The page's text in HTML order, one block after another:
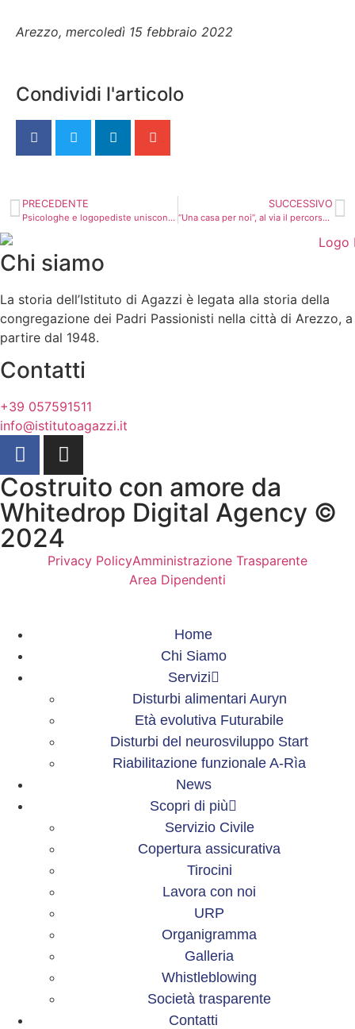
Arezzo, mercoledì 15 febbraio 2022
Condividi l'articolo
PRECEDENTE
Psicologhe e logopediste uniscono le competenze ne “La penna magica”
SUCCESSIVO
“Una casa per noi”, al via il percorso di vita autonoma per adulti con disabilità
Chi siamo
La storia dell’Istituto di Agazzi è legata alla storia della
congregazione dei Padri Passionisti nella città di Arezzo, a
partire dal 1948.
Contatti
+39 057591511
info@istitutoagazzi.it
Costruito con amore da
Whitedrop Digital Agency ©
2024
Privacy PolicyAmministrazione Trasparente
Area Dipendenti
Home
Chi Siamo
Servizi
Disturbi alimentari Auryn
Età evolutiva Futurabile
Disturbi del neurosviluppo Start
Riabilitazione funzionale A-Rìa
News
Scopri di più
Servizio Civile
Copertura assicurativa
Tirocini
Lavora con noi
URP
Organigramma
Galleria
Whistleblowing
Società trasparente
Contatti